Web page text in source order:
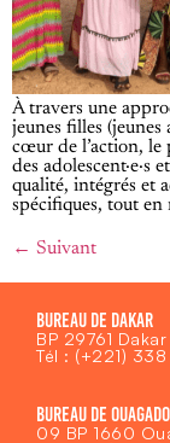
À travers une
jeunes filles
cœur de l’action, le
des adolescent·e·s
qualité, intégrés et
spécifiques, tout en
← Suivant
BUREAU DE DAKAR
BP 29761
Tél : (+221)
BUREAU DE
09 BP 1660